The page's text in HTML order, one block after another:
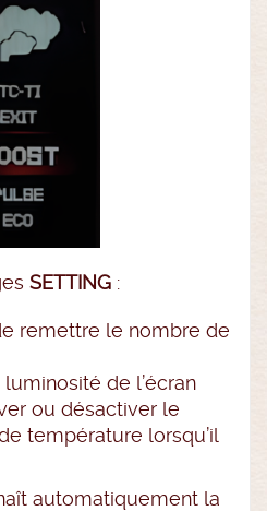
SETTING :
remettre le nombre de
de l’écran
ou désactiver le
température lorsqu’il
automatiquement la